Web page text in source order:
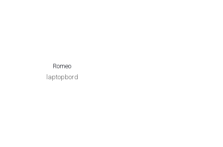
Romeo
laptopbord